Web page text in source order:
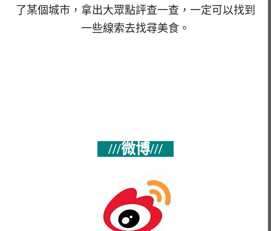
了某個城市，拿出大眾點評查一查，一定可以找到
一些線索去找尋美食。
///微博///